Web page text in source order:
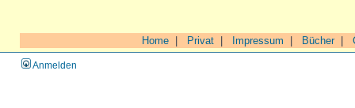
Home Privat Impressum Bücher|
Anmelden